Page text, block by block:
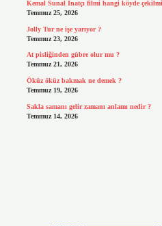
Kemal Sunal İnatçı filmi hangi köyde
Temmuz 25, 2026
Jolly Tur ne işe yarıyor ?
Temmuz 23, 2026
At pisliğinden gübre olur mu ?
Temmuz 21, 2026
Öküz öküz bakmak ne demek ?
Temmuz 19, 2026
Sakla samanı gelir zamanı anlamı nedir ?
Temmuz 14, 2026